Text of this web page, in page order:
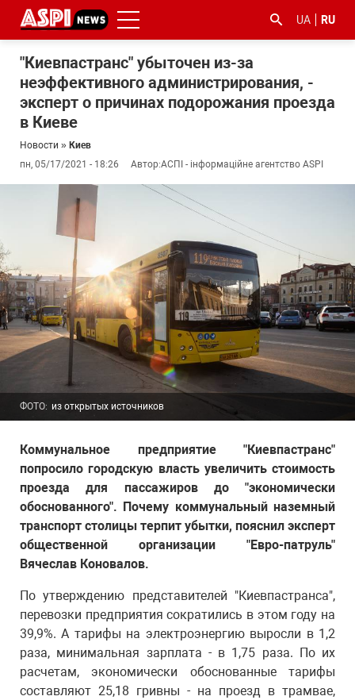
UA RU
"Киевпастранс" убыточен из-за
неэффективного администрирования, -
эксперт о причинах подорожания проезда
в Киеве
Новости » Киев
пн, 05/17/2021 - 18:26
Автор:АСПІ - інформаційне агентство ASPI
ФОТО: из открытых источников
Коммунальное предприятие "Киевпастранс"
попросило городскую власть увеличить стоимость
проезда для пассажиров до "экономически
обоснованного". Почему коммунальный наземный
транспорт столицы терпит убытки, пояснил эксперт
общественной организации "Евро-патруль"
Вячеслав Коновалов.
По утверждению представителей "Киевпастранса",
перевозки предприятия сократились в этом году на
39,9%. А тарифы на электроэнергию выросли в 1,2
раза, минимальная зарплата - в 1,75 раза. По их
расчетам, экономически обоснованные тарифы
составляют 25,18 гривны - на проезд в трамвае,
корупцією